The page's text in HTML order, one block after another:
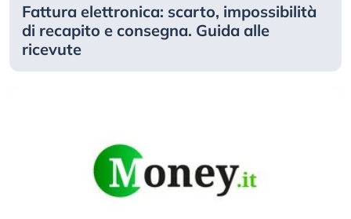
Fattura elettronica: scarto, impossibilità
di recapito e consegna. Guida alle
ricevute